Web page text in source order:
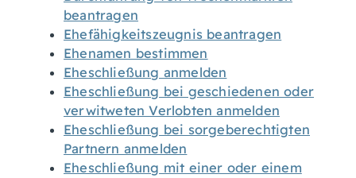
beantragen
Ehefähigkeitszeugnis beantragen
Ehenamen bestimmen
Eheschließung anmelden
Eheschließung bei geschiedenen oder
verwitweten Verlobten anmelden
Eheschließung bei sorgeberechtigten
Partnern anmelden
Eheschließung mit einer oder einem